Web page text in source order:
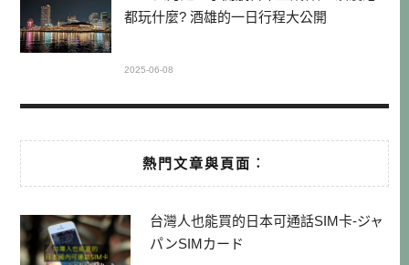
都玩什麼? 酒雄的一日行程大公開
2025-06-08
熱門文章與頁面︰
台灣人也能買的日本可通話SIM卡-ジャ
パンSIMカード